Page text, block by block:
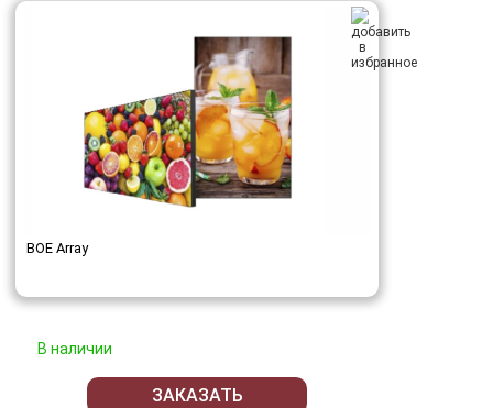
BOE Array
В наличии
ЗАКАЗАТЬ